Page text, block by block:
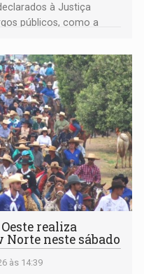
à Justiça
públicos, como a
Magna dos Anjos
realiza
Norte neste sábado
às 14:39